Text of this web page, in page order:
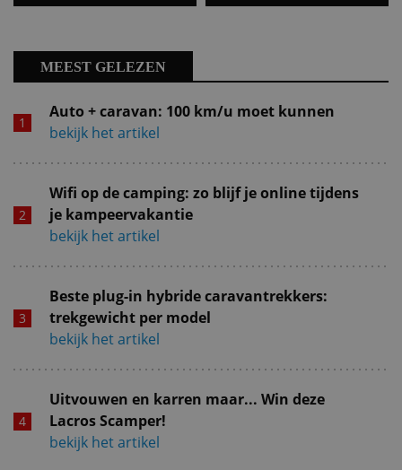
MEEST GELEZEN
Auto + caravan: 100 km/u moet kunnen
bekijk het artikel
Wifi op de camping: zo blijf je online tijdens
je kampeervakantie
bekijk het artikel
Beste plug-in hybride caravantrekkers:
trekgewicht per model
bekijk het artikel
Uitvouwen en karren maar... Win deze
Lacros Scamper!
bekijk het artikel